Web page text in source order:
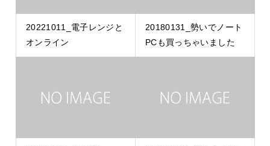
20221011_電子レンジと
オンライン
20180131_勢いでノート
PCも買っちゃいました